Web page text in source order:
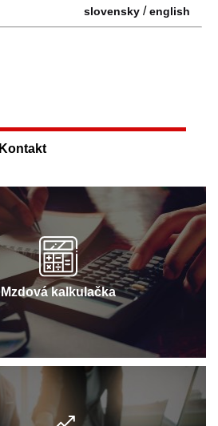
slovensky /english
Kontakt
Mzdová kalkulačka